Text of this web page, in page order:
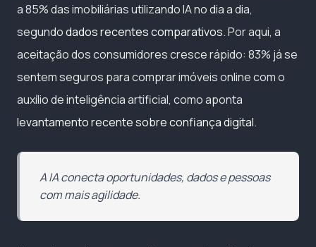
a 85% das imobiliárias utilizando IA no dia a dia,
segundodados recentes comparativos. Por aqui, a
aceitação dos consumidores cresce rápido: 83% já se
sentem seguros para comprar imóveis online com o
auxílio de inteligência artificial, como aponta
levantamento recente sobre confiança digital.
A IA conecta oportunidades, dados e pessoas
com mais agilidade.